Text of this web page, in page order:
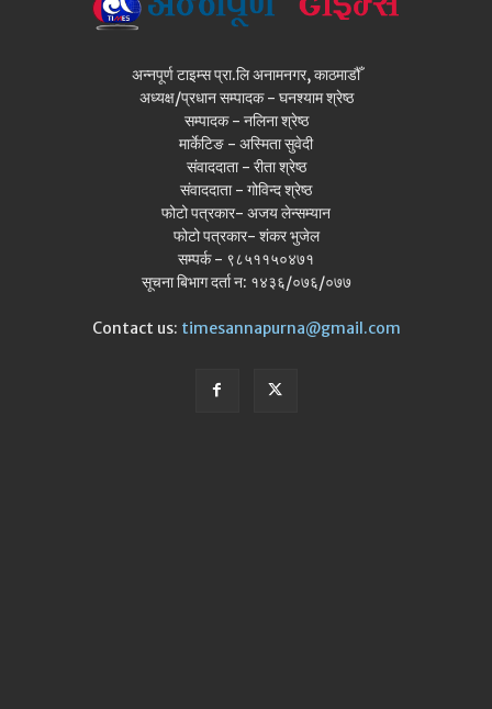
अन्नपूर्ण टाइम्स प्रा.लि अनामनगर, काठमाडौँ
अध्यक्ष/प्रधान सम्पादक - घनश्याम श्रेष्ठ
सम्पादक - नलिना श्रेष्ठ
मार्केटिङ - अस्मिता सुवेदी
संवाददाता - रीता श्रेष्ठ
संवाददाता - गोविन्द श्रेष्ठ
फोटो पत्रकार- अजय लेन्सम्यान
फोटो पत्रकार- शंकर भुजेल
सम्पर्क - ९८५११५०४७१
सूचना बिभाग दर्ता न: १४३६/०७६/०७७
Contact us: timesannapurna@gmail.com